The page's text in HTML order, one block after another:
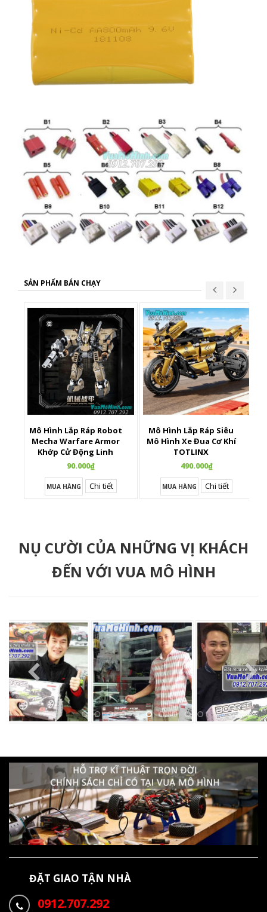
SẢN PHẨM BÁN CHẠY
Mô Hình Lắp Ráp Robot
Mecha Warfare Armor
Khớp Cử Động Linh
Hoạt
90.000₫
MUA HÀNG Chi tiết
Mô Hình Lắp Ráp Siêu
Mô Hình Xe Đua Cơ Khí
TOTLINX
490.000₫
MUA HÀNG Chi tiết
NỤ CƯỜI CỦA NHỮNG VỊ KHÁCH
ĐẾN VỚI VUA MÔ HÌNH
ĐẶT GIAO TẬN NHÀ
0912.707.292